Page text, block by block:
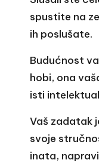
spustite na
ih poslušate.
Budućnost
hobi, ona
isti
Vaš zadatak
svoje
inata,